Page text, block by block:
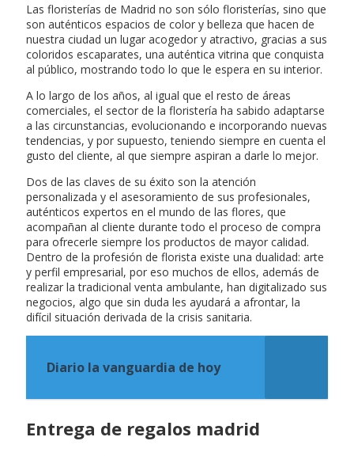
Las floristerías de Madrid no son sólo floristerías, sino que
son auténticos espacios de color y belleza que hacen de
nuestra ciudad un lugar acogedor y atractivo, gracias a sus
coloridos escaparates, una auténtica vitrina que conquista
al público, mostrando todo lo que le espera en su interior.
A lo largo de los años, al igual que el resto de áreas
comerciales, el sector de la floristería ha sabido adaptarse
a las circunstancias, evolucionando e incorporando nuevas
tendencias, y por supuesto, teniendo siempre en cuenta el
gusto del cliente, al que siempre aspiran a darle lo mejor.
Dos de las claves de su éxito son la atención
personalizada y el asesoramiento de sus profesionales,
auténticos expertos en el mundo de las flores, que
acompañan al cliente durante todo el proceso de compra
para ofrecerle siempre los productos de mayor calidad.
Dentro de la profesión de florista existe una dualidad: arte
y perfil empresarial, por eso muchos de ellos, además de
realizar la tradicional venta ambulante, han digitalizado sus
negocios, algo que sin duda les ayudará a afrontar, la
difícil situación derivada de la crisis sanitaria.
Diario la vanguardia de hoy
Entrega de regalos madrid